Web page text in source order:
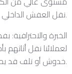
نقل العفش الداخلي والخارجي في المملكة العربية السعودية.
الخبرة
لعملائنا نقل
خدوش أو تلف قد يحدث.